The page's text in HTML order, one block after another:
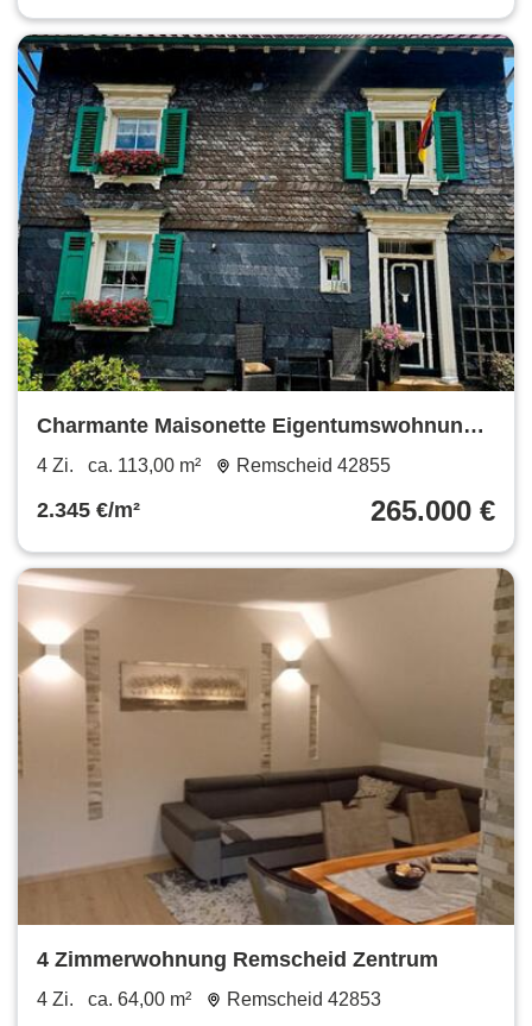
Charmante Maisonette Eigentumswohnung
von privat
4 Zi. ca. 113,00 m² Remscheid 42855
2.345 €/m² 265.000 €
4 Zimmerwohnung Remscheid Zentrum
4 Zi. ca. 64,00 m² Remscheid 42853